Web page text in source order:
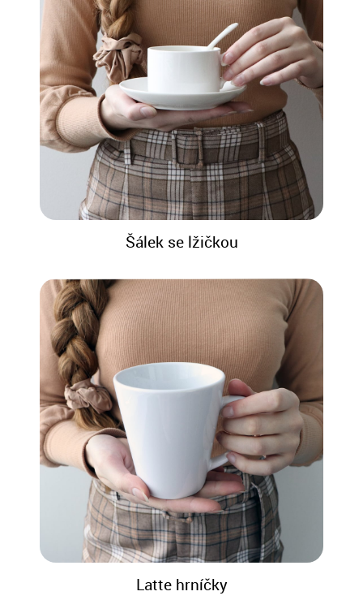
Šálek se lžičkou
Latte hrníčky